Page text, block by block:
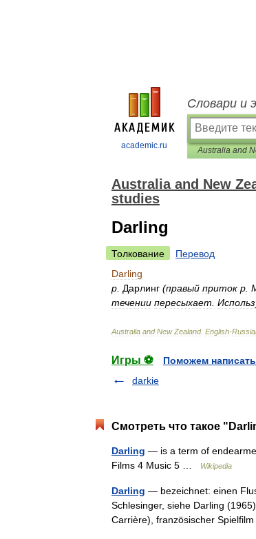
academic.ru
Словари и
Australia and New
studies
Darling
Толкование
Перевод
Darling
р Дарлинг (правый приток р
течении пересыхает
Australia and New Zealand. English-
Игры ⚽
Поможем
darkie
Смотреть что такое
Darling — is a term of
Films 4 Music 5 …
Wikipedia
Darling — bezeichnet: einen
Schlesinger, siehe Darling
Carrière), französischer